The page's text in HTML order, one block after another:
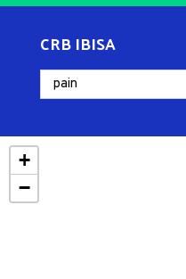
CRB IBISA
+
−